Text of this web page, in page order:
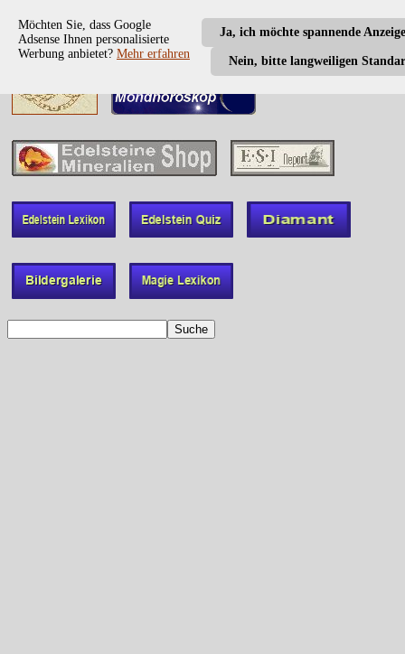
Ja, ich möchte spannende
Nein, bitte langweiligen
Möchten Sie, dass Google
Adsense Ihnen personalisierte
Werbung anbietet? Mehr erfahren